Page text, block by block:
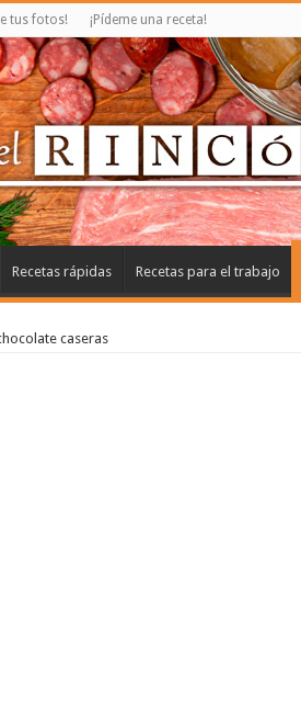
tus fotos! ¡Pídeme una receta!
Recetas rápidas Recetas para el trabajo
caseras